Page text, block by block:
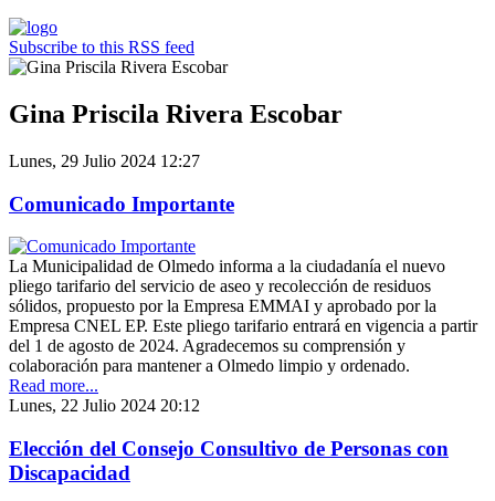
Subscribe to this RSS feed
Gina Priscila Rivera Escobar
Lunes, 29 Julio 2024 12:27
Comunicado Importante
La Municipalidad de Olmedo informa a la ciudadanía el nuevo
pliego tarifario del servicio de aseo y recolección de residuos
sólidos, propuesto por la Empresa EMMAI y aprobado por la
Empresa CNEL EP. Este pliego tarifario entrará en vigencia a partir
del 1 de agosto de 2024. Agradecemos su comprensión y
colaboración para mantener a Olmedo limpio y ordenado.
Read more...
Lunes, 22 Julio 2024 20:12
Elección del Consejo Consultivo de Personas con
Discapacidad